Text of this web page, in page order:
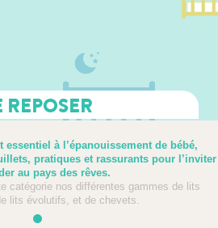
REPOSER
essentiel à l’épanouissement de bébé,
pratiques et rassurants pour l’inviter
au pays des rêves.
catégorie nos différentes gammes de lits
lits évolutifs, et de chevets.